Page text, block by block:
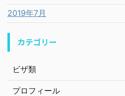
2019年7月
カテゴリー
ビザ類
プロフィール